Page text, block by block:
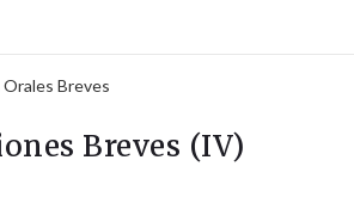
Breves
Breves (IV)